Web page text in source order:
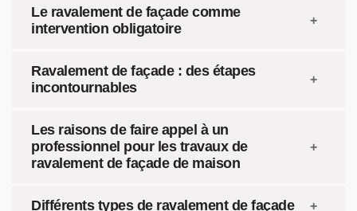
Le ravalement de façade comme
intervention obligatoire
Ravalement de façade : des étapes
incontournables
Les raisons de faire appel à un
professionnel pour les travaux de
ravalement de façade de maison
Différents types de ravalement de façade